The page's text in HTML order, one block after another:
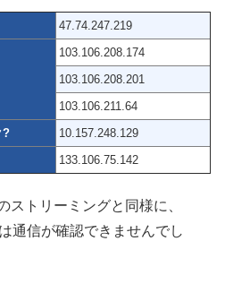
47.74.247.219
103.106.208.174
103.106.208.201
103.106.211.64
?
10.157.248.129
133.106.75.142
ストリーミングと同様に、
通信が確認できませんでし